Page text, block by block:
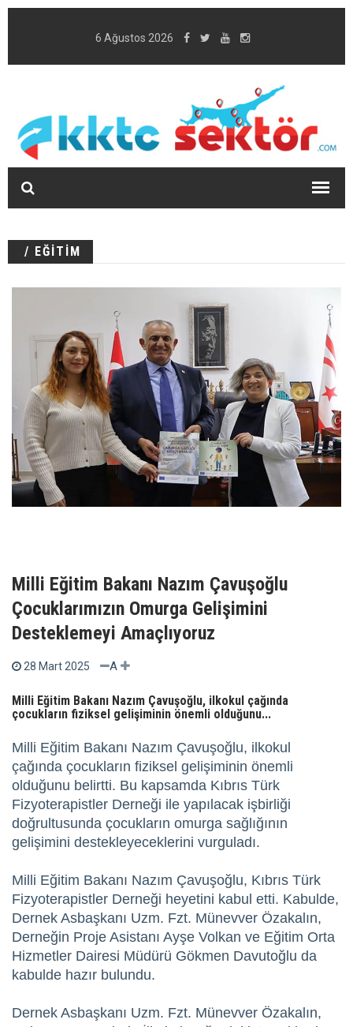
6 Ağustos 2026
/ EĞİTİM
Milli Eğitim Bakanı Nazım Çavuşoğlu
Çocuklarımızın Omurga Gelişimini
Desteklemeyi Amaçlıyoruz
28 Mart 2025 A
Milli Eğitim Bakanı Nazım Çavuşoğlu, ilkokul çağında
çocukların fiziksel gelişiminin önemli olduğunu...
Milli Eğitim Bakanı Nazım Çavuşoğlu, ilkokul
çağında çocukların fiziksel gelişiminin önemli
olduğunu belirtti. Bu kapsamda Kıbrıs Türk
Fizyoterapistler Derneği ile yapılacak işbirliği
doğrultusunda çocukların omurga sağlığının
gelişimini destekleyeceklerini vurguladı.
Milli Eğitim Bakanı Nazım Çavuşoğlu, Kıbrıs Türk
Fizyoterapistler Derneği heyetini kabul etti. Kabulde,
Dernek Asbaşkanı Uzm. Fzt. Münevver Özakalın,
Derneğin Proje Asistanı Ayşe Volkan ve Eğitim Orta
Hizmetler Dairesi Müdürü Gökmen Davutoğlu da
kabulde hazır bulundu.
Dernek Asbaşkanı Uzm. Fzt. Münevver Özakalın,